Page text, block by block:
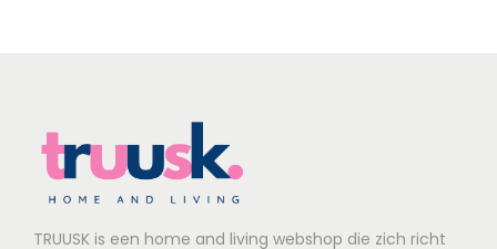
TRUUSK is een home and living webshop die zich richt